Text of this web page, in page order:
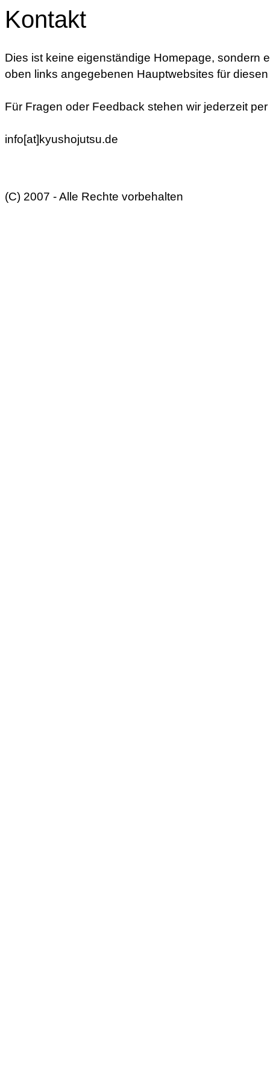
Kontakt
Dies ist keine eigenständige Homepage, sondern
oben links angegebenen Hauptwebsites für
Für Fragen oder Feedback stehen wir jederzeit
info[at]kyushojutsu.de
(C) 2007 - Alle Rechte vorbehalten